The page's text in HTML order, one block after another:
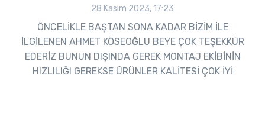
28 Kasım 2023, 17:23
ÖNCELİKLE BAŞTAN SONA KADAR BİZİM İLE
İLGİLENEN AHMET KÖSEOĞLU BEYE ÇOK TEŞEKKÜR
EDERİZ BUNUN DIŞINDA GEREK MONTAJ EKİBİNİN
HIZLILIĞI GEREKSE ÜRÜNLER KALİTESİ ÇOK İYİ